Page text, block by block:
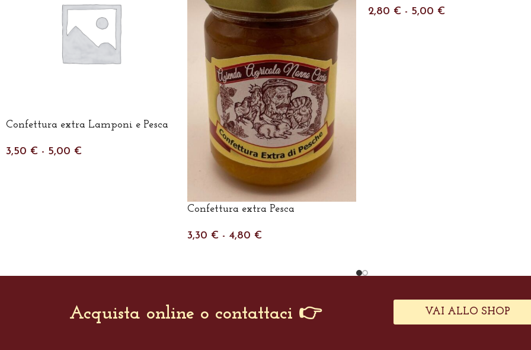
Confettura extra Lamponi e Pesca
3,50 € - 5,00 €
Confettura extra Pesca
3,30 € - 4,80 €
2,80 € - 5,00 €
Acquista online o contattaci 👉 VAI ALLO SHOP